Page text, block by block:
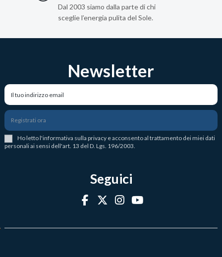
Dal 2003 siamo dalla parte di chi
sceglie l’energia pulita del Sole.
Newsletter
Registrati ora
Ho letto l'informativa sulla privacy e acconsento al trattamento dei miei dati
personali ai sensi dell'art. 13 del D. Lgs. 196/2003.
Seguici